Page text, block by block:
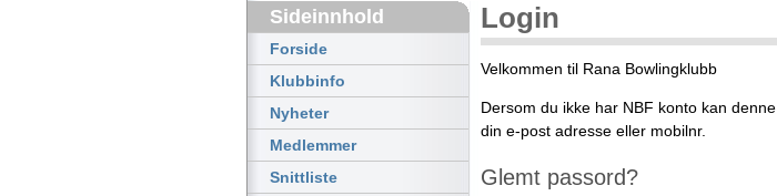
Sideinnhold
Forside
Klubbinfo
Nyheter
Medlemmer
Snittliste
Login
Velkommen til Rana Bowlingklubb
Dersom du ikke har NBF konto kan denne
din e-post adresse eller mobilnr.
Glemt passord?